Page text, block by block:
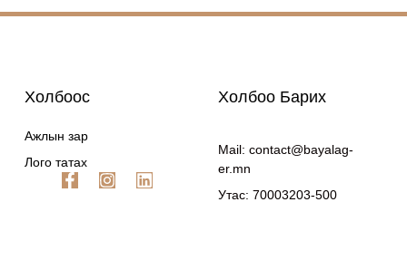
Холбоос
Ажлын зар
Лого татах
Холбоо Барих
Mail: contact@bayalag-
er.mn
Утас: 70003203-500